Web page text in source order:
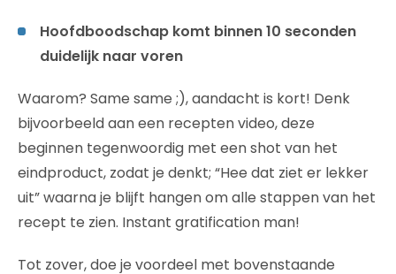
Hoofdboodschap komt binnen 10 seconden
duidelijk naar voren
Waarom? Same same ;), aandacht is kort! Denk
bijvoorbeeld aan een recepten video, deze
beginnen tegenwoordig met een shot van het
eindproduct, zodat je denkt; “Hee dat ziet er lekker
uit” waarna je blijft hangen om alle stappen van het
recept te zien. Instant gratification man!
Tot zover, doe je voordeel met bovenstaande